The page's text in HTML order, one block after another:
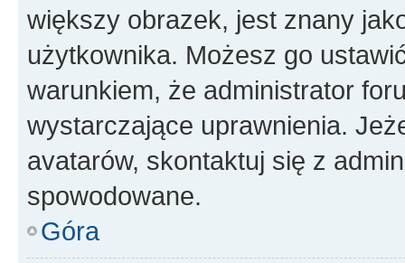
większy obrazek, jest znany
użytkownika. Możesz go
warunkiem, że administrator
wystarczające uprawnienia.
avatarów, skontaktuj się z
spowodowane.
Góra